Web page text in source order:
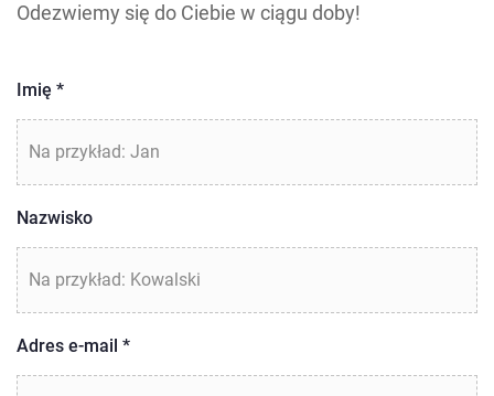
Odezwiemy się do Ciebie w ciągu doby!
Imię *
Nazwisko
Adres e-mail *